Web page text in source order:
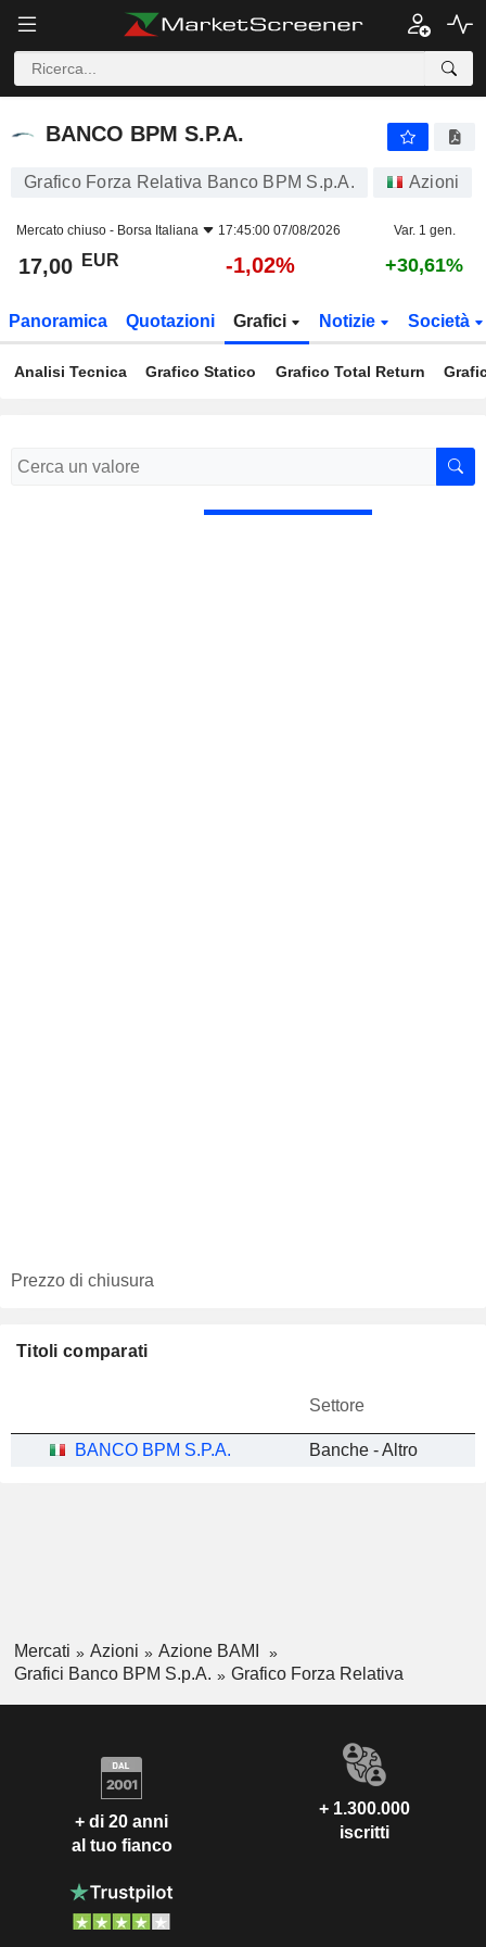
BANCO BPM S.P.A.
BANCO BPM S.P.A.
Grafico Forza Relativa Banco BPM S.p.A. Azioni
Mercato chiuso - Borsa Italiana 17:45:00 07/08/2026 Var. 1 gen.
17,00 EUR -1,02% +30,61%
Panoramica Quotazioni Grafici Notizie Società
Analisi Tecnica Grafico Statico Grafico Total Return
Prezzo di chiusura
Titoli comparati
Settore
BANCO BPM S.P.A. Banche - Altro
Mercati Azioni
Azione BAMI
Grafici Banco BPM S.p.A.
Grafico Forza Relativa
+ di 20 anni
al tuo fianco
+ 1.300.000
iscritti